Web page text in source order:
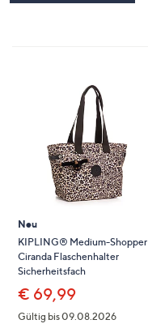
Neu
KIPLING® Medium-Shopper
Ciranda Flaschenhalter
Sicherheitsfach
€ 69,99
Gültig bis 09.08.2026